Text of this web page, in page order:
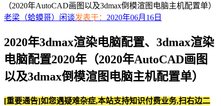
（2020年AutoCAD画图以及3dmax倒模渲图电脑主机配置单）
老梁（蛤蟆哥） 闲谈发表于： 2020年06月16日
2020年3dmax渲染电脑配置、3dmax渲染
电脑配置2020年（2020年AutoCAD画图
以及3dmax倒模渲图电脑主机配置单）
[重要通告]如您遇疑难杂症,本站支持知识付费业务,扫右边二